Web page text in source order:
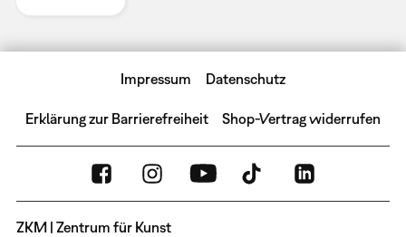
Impressum Datenschutz
Erklärung zur Barrierefreiheit Shop-Vertrag widerrufen
ZKM | Zentrum für Kunst